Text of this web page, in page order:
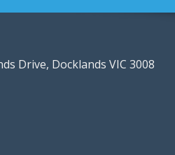
Drive, Docklands VIC 3008